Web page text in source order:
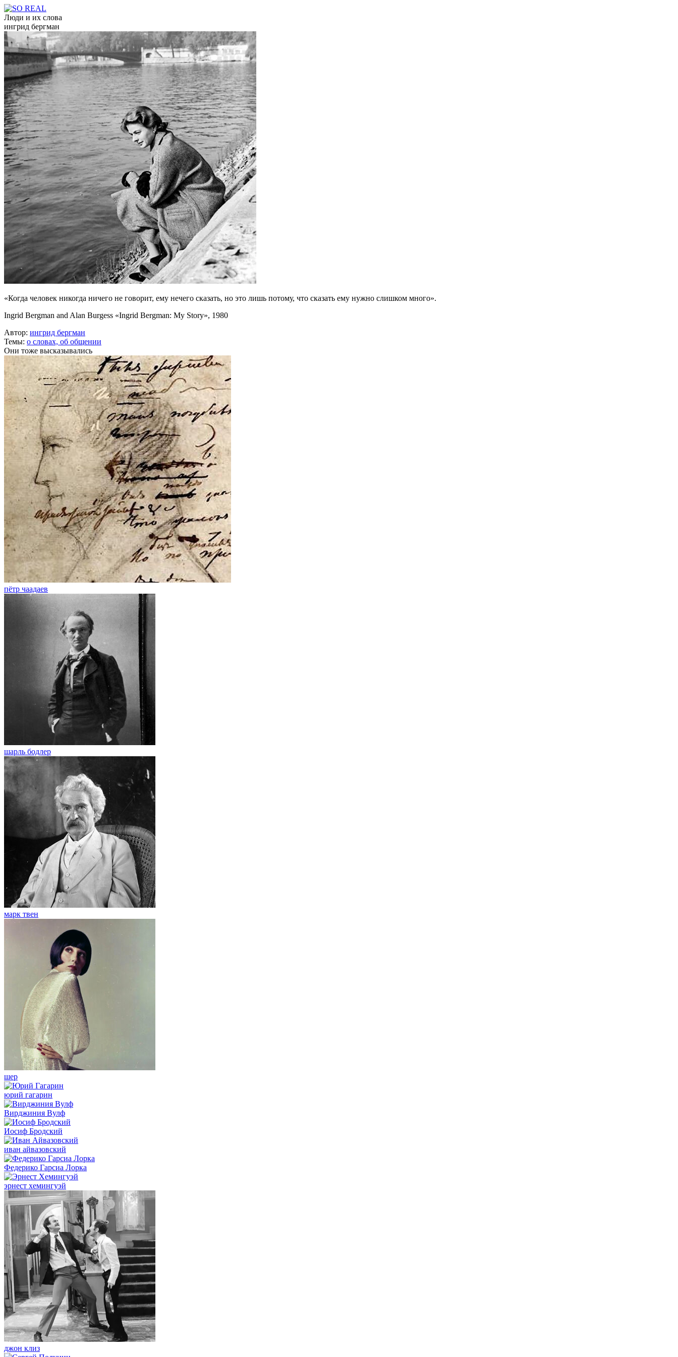
Люди и их слова
ингрид бергман
«Когда человек никогда ничего не говорит, ему нечего сказать, но это лишь потому, что сказать ему нужно слишком много».
Ingrid Bergman and Alan Burgess «Ingrid Bergman: My Story», 1980
Автор: ингрид бергман
Темы: о словах, об общении
Они тоже высказывались
пётр чаадаев
шарль бодлер
марк твен
шер
юрий гагарин
Вирджиния Вулф
Иосиф Бродский
иван айвазовский
Федерико Гарсиа Лорка
эрнест хемингуэй
джон клиз